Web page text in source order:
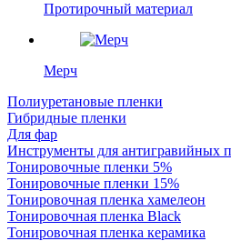
Протирочный материал
Мерч
Полиуретановые пленки
Гибридные пленки
Для фар
Инструменты для антигравийных
Тонировочные пленки 5%
Тонировочные пленки 15%
Тонировочная пленка хамелеон
Тонировочная пленка Black
Тонировочная пленка керамика